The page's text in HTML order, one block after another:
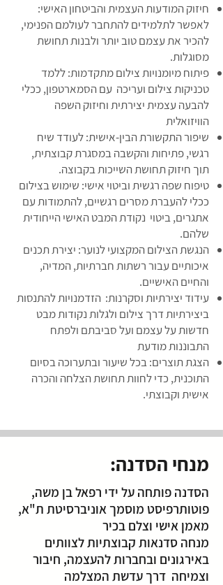
חיזוק המודעות העצמית והביטחון האישי:
לאפשר לתלמידים להתחבר לעולמם הפנימי,
להכיר את עצמם טוב יותר ולבנות תחושת
מסוגלות.
פיתוח מיומנויות צילום מתקדמות: ללמד
טכניקות צילום ועריכה עם הסמארטפון, ככלי
להבעה עצמית יצירתית וחיזוק השפה
הוויזואלית
שיפור התקשורת הבין-אישית: לעודד שיח
רגשי, פתיחות והקשבה במסגרת קבוצתית,
תוך חיזוק תחושת השייכות בקבוצה.
טיפוח שפה רגשית וביטוי אישי: שימוש בצילום
ככלי להעברת מסרים רגשיים, להתמודות עם
אתגרים, ביטוי נקודת המבט האישי הייחודית
שלהם.
הנגשת הצילום המקצועי לנוער: יצירת תכנים
איכותיים עבור רשתות חברתיות, המדיה,
והחיים האישיים.
עידוד יצירתיות וסקרנות: הזדמנויות להתנסות
ביצירתיות דרך צילום ולגלות נקודות מבט
חדשות על עצמם ועל סביבתם ולפתח
התבוננות מודעת
הצגת תוצרים: בכל שיעור ובתערוכה בסיום
התוכנית, כדי לחוות תחושת הצלחה והכרה
אישית וקבוצתי.
מנחי הסדנה:
הסדנה פותחה על ידי רפאל בן משה,
פוטותרפיסט מוסמך אוניברסיטת ת"א,
מאמן אישי וצלם בכיר
מנחה סדנאות קבוצתיות לצוותים
באירגונים ובחברות להעצמה, חיבור
וצמיחה דרך עדשת המצלמה